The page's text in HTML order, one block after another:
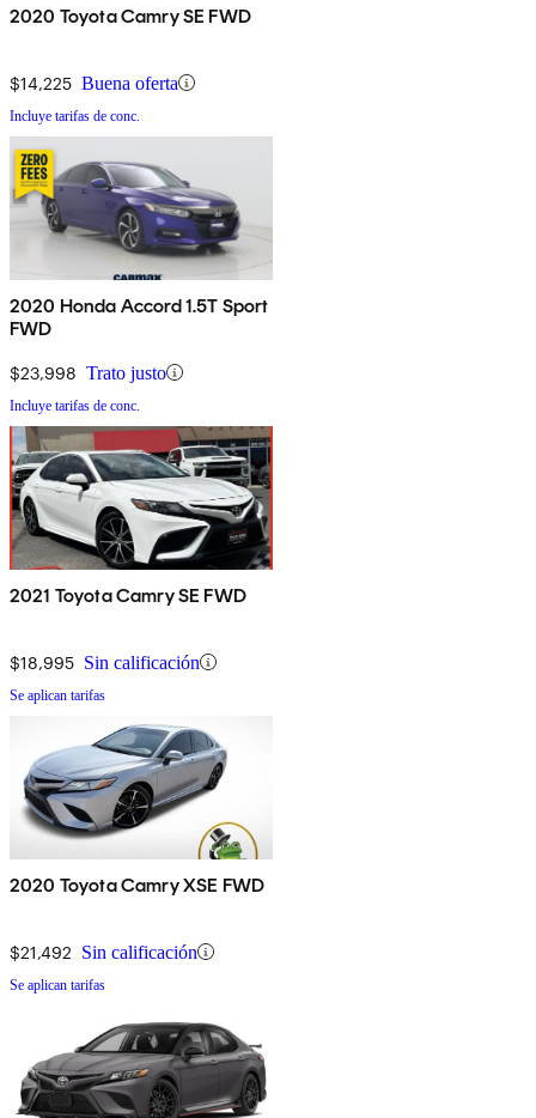
2020 Toyota Camry SE FWD
$14,225 Buena oferta
Incluye tarifas de conc.
2020 Honda Accord 1.5T Sport
FWD
$23,998 Trato justo
Incluye tarifas de conc.
2021 Toyota Camry SE FWD
$18,995 Sin calificación
Se aplican tarifas
2020 Toyota Camry XSE FWD
$21,492 Sin calificación
Se aplican tarifas